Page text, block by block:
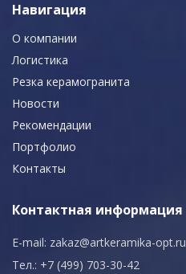
Навигация
О компании
Логистика
Резка керамогранита
Новости
Рекомендации
Портфолио
Контакты
Контактная информация
E-mail: zakaz@artkeramika-opt.ru
Тел.: +7 (499) 703-30-42